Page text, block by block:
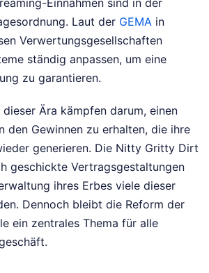
Laut der GEMA in
Verwertungsgesellschaften
ständig anpassen, um eine
zu garantieren.
dieser Ära kämpfen darum, einen
den Gewinnen zu erhalten, die ihre
generieren. Die Nitty Gritty Dirt
geschickte Vertragsgestaltungen
ihres Erbes viele dieser
Dennoch bleibt die Reform der
ein zentrales Thema für alle